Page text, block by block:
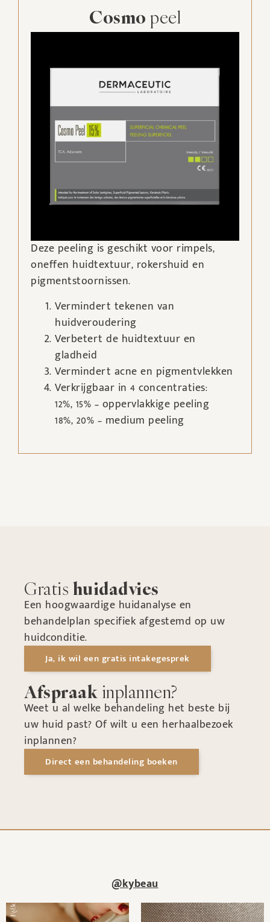
Cosmo peel
Deze peeling is geschikt voor rimpels,
oneffen huidtextuur, rokershuid en
pigmentstoornissen.
Vermindert tekenen van
huidveroudering
Verbetert de huidtextuur en
gladheid
Vermindert acne en pigmentvlekken
Verkrijgbaar in 4 concentraties:
12%, 15% – oppervlakkige peeling
18%, 20% – medium peeling
Gratis huidadvies
Een hoogwaardige huidanalyse en
behandelplan specifiek afgestemd op uw
huidconditie.
Ja, ik wil een gratis intakegesprek
Afspraak inplannen?
Weet u al welke behandeling het beste bij
uw huid past? Of wilt u een herhaalbezoek
inplannen?
Direct een behandeling boeken
@kybeau